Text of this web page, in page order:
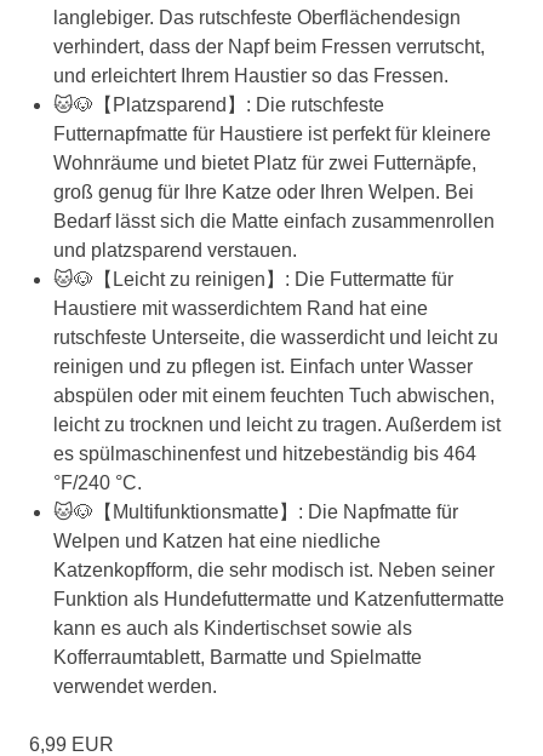
langlebiger. Das rutschfeste Oberflächendesign
verhindert, dass der Napf beim Fressen verrutscht,
und erleichtert Ihrem Haustier so das Fressen.
🐱🐶【Platzsparend】: Die rutschfeste
Futternapfmatte für Haustiere ist perfekt für kleinere
Wohnräume und bietet Platz für zwei Futternäpfe,
groß genug für Ihre Katze oder Ihren Welpen. Bei
Bedarf lässt sich die Matte einfach zusammenrollen
und platzsparend verstauen.
🐱🐶【Leicht zu reinigen】: Die Futtermatte für
Haustiere mit wasserdichtem Rand hat eine
rutschfeste Unterseite, die wasserdicht und leicht zu
reinigen und zu pflegen ist. Einfach unter Wasser
abspülen oder mit einem feuchten Tuch abwischen,
leicht zu trocknen und leicht zu tragen. Außerdem ist
es spülmaschinenfest und hitzebeständig bis 464
°F/240 °C.
🐱🐶【Multifunktionsmatte】: Die Napfmatte für
Welpen und Katzen hat eine niedliche
Katzenkopfform, die sehr modisch ist. Neben seiner
Funktion als Hundefuttermatte und Katzenfuttermatte
kann es auch als Kindertischset sowie als
Kofferraumtablett, Barmatte und Spielmatte
verwendet werden.
6,99 EUR